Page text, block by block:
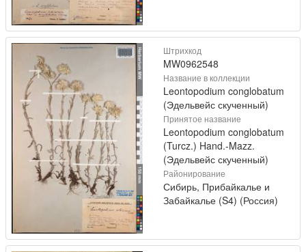
Штрихкод
MW0962548
Название в коллекции
Leontopodium conglobatum
(Эдельвейс скученный)
Принятое название
Leontopodium conglobatum
(Turcz.) Hand.-Mazz.
(Эдельвейс скученный)
Районирование
Сибирь, Прибайкалье и
Забайкалье (S4) (Россия)